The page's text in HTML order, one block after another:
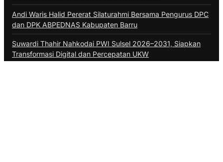
Andi Waris Halid Pererat Silaturahmi Bersama Pengurus DPC
dan DPK ABPEDNAS Kabupaten Barru
Suwardi Thahir Nahkodai PWI Sulsel 2026–2031, Siapkan
Transformasi Digital dan Percepatan UKW